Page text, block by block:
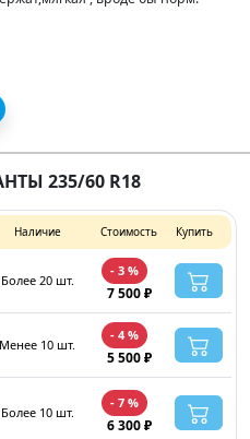
235/60 R18
Наличие Стоимость Купить
Более 20 шт.
- 3 %
7 500 ₽
Менее 10 шт.
- 4 %
5 500 ₽
Более 10 шт.
- 7 %
6 300 ₽